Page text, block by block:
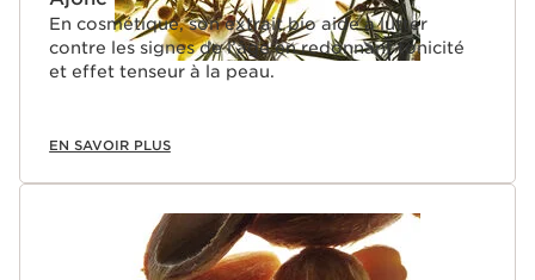
En cosmétique, son extrait bio aide à lutter
contre les signes de l’âge en redonnant tonicité
et effet tenseur à la peau.
EN SAVOIR PLUS